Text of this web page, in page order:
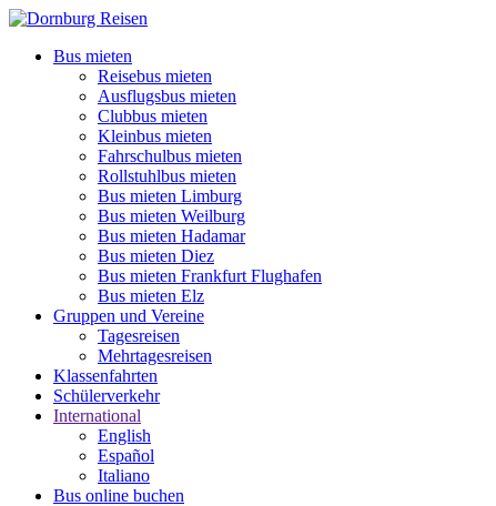
Bus mieten
Reisebus mieten
Ausflugsbus mieten
Clubbus mieten
Kleinbus mieten
Fahrschulbus mieten
Rollstuhlbus mieten
Bus mieten Limburg
Bus mieten Weilburg
Bus mieten Hadamar
Bus mieten Diez
Bus mieten Frankfurt Flughafen
Bus mieten Elz
Gruppen und Vereine
Tagesreisen
Mehrtagesreisen
Klassenfahrten
Schülerverkehr
International
English
Español
Italiano
Bus online buchen